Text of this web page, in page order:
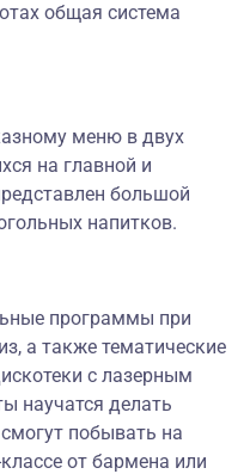
общая система
меню в двух
на главной и
большой
напитков.
программы при
а также тематические
с лазерным
научатся делать
побывать на
от бармена или